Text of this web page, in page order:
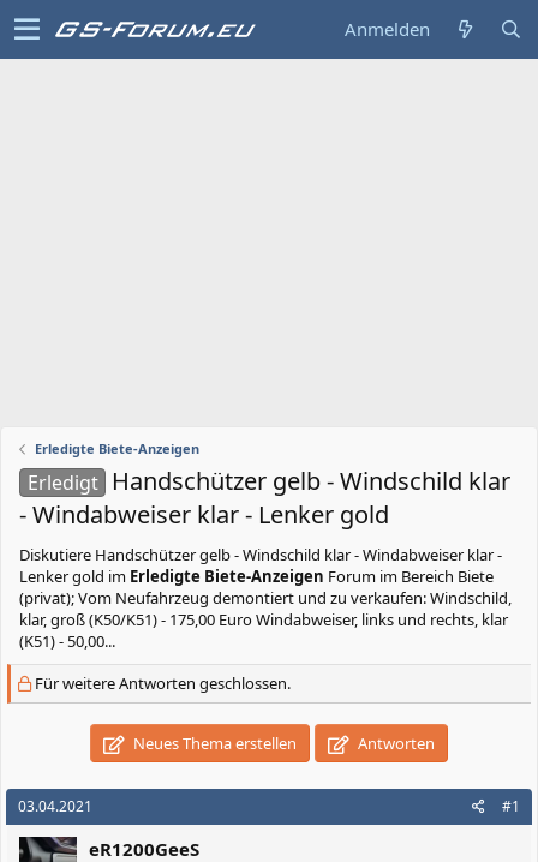
Anmelden
Erledigte Biete-Anzeigen
Erledigt
Handschützer gelb - Windschild klar
- Windabweiser klar - Lenker gold
Diskutiere Handschützer gelb - Windschild klar - Windabweiser klar -
Lenker gold im Erledigte Biete-Anzeigen Forum im Bereich Biete
(privat); Vom Neufahrzeug demontiert und zu verkaufen: Windschild,
klar, groß (K50/K51) - 175,00 Euro Windabweiser, links und rechts, klar
(K51) - 50,00...
Für weitere Antworten geschlossen.
Neues Thema erstellen Antworten
03.04.2021 #1
eR1200GeeS